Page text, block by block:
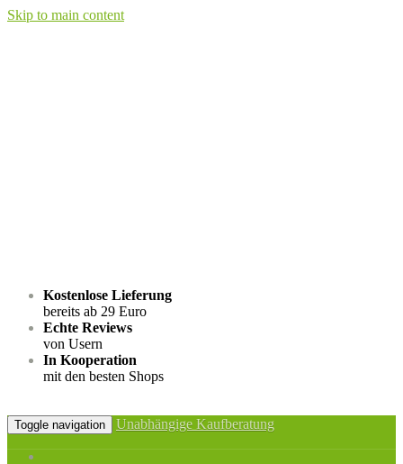
Skip to main content
Kostenlose Lieferung
bereits ab 29 Euro
Echte Reviews
von Usern
In Kooperation
mit den besten Shops
Toggle navigation Unabhängige Kaufberatung